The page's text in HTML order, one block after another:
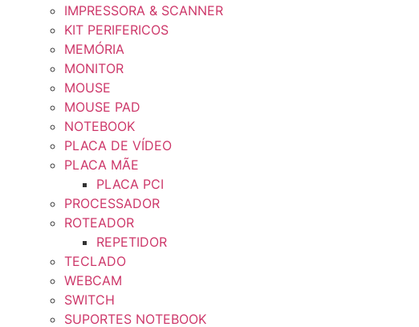
IMPRESSORA & SCANNER
KIT PERIFERICOS
MEMÓRIA
MONITOR
MOUSE
MOUSE PAD
NOTEBOOK
PLACA DE VÍDEO
PLACA MÃE
PLACA PCI
PROCESSADOR
ROTEADOR
REPETIDOR
TECLADO
WEBCAM
SWITCH
SUPORTES NOTEBOOK